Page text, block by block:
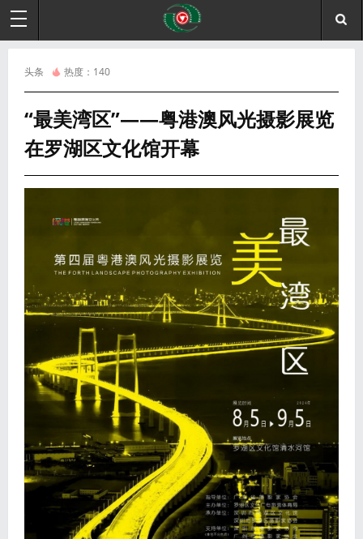
头条 热度： 140
“最美湾区”——粤港澳风光摄影展览
在罗湖区文化馆开幕